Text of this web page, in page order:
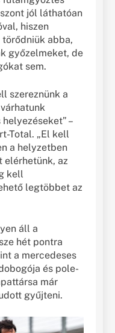
jól láthatóan
hiszen
abba,
győzelmeket, de
sem.
szereznünk a
–
Total. „El kell
a helyzetben
elérhetünk, az
kell
legtöbbet az
áll a
hét pontra
a mercedeses
és pole-
már
gyűjteni.